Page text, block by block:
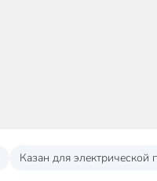
Казан для электрической